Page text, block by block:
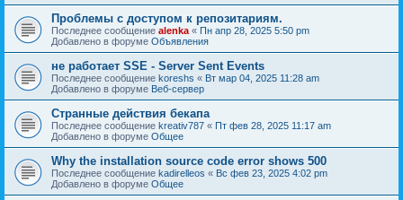
Проблемы с доступом к репозитариям.
Последнее сообщение alenka « Пн апр 28, 2025 5:50 pm
Добавлено в форуме Объявления
не работает SSE - Server Sent Events
Последнее сообщение koreshs « Вт мар 04, 2025 11:28 am
Добавлено в форуме Веб-сервер
Странные действия бекапа
Последнее сообщение kreativ787 « Пт фев 28, 2025 11:17 am
Добавлено в форуме Общее
Why the installation source code error shows 500
Последнее сообщение kadirelleos « Вс фев 23, 2025 4:02 pm
Добавлено в форуме Общее